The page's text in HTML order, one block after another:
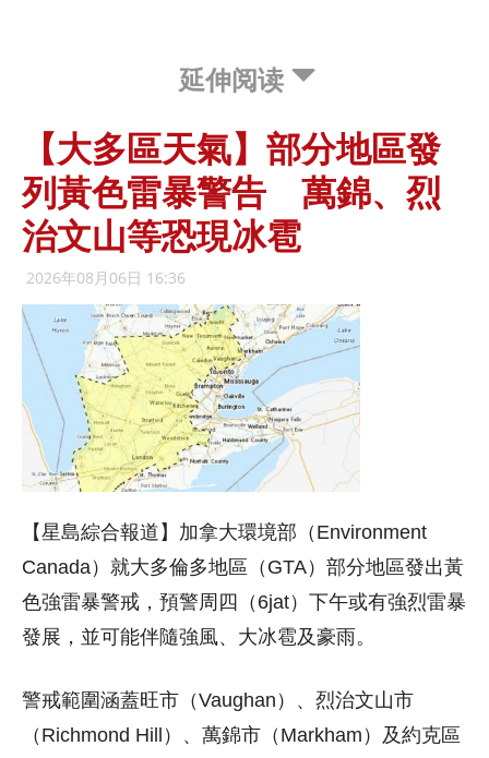
延伸阅读
【大多區天氣】部分地區發
列黃色雷暴警告 萬錦、烈
治文山等恐現冰雹
2026年08月06日 16:36
【星島綜合報道】加拿大環境部（Environment
Canada）就大多倫多地區（GTA）部分地區發出黃
色強雷暴警戒，預警周四（6jat）下午或有強烈雷暴
發展，並可能伴隨強風、大冰雹及豪雨。
警戒範圍涵蓋旺市（Vaughan）、烈治文山市
（Richmond Hill）、萬錦市（Markham）及約克區